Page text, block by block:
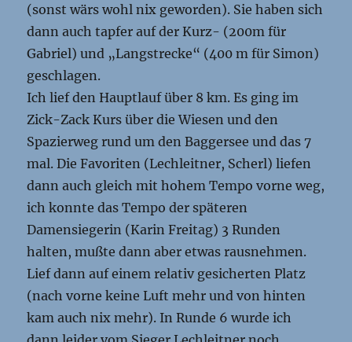
(sonst wärs wohl nix geworden). Sie haben sich
dann auch tapfer auf der Kurz- (200m für
Gabriel) und „Langstrecke“ (400 m für Simon)
geschlagen.
Ich lief den Hauptlauf über 8 km. Es ging im
Zick-Zack Kurs über die Wiesen und den
Spazierweg rund um den Baggersee und das 7
mal. Die Favoriten (Lechleitner, Scherl) liefen
dann auch gleich mit hohem Tempo vorne weg,
ich konnte das Tempo der späteren
Damensiegerin (Karin Freitag) 3 Runden
halten, mußte dann aber etwas rausnehmen.
Lief dann auf einem relativ gesicherten Platz
(nach vorne keine Luft mehr und von hinten
kam auch nix mehr). In Runde 6 wurde ich